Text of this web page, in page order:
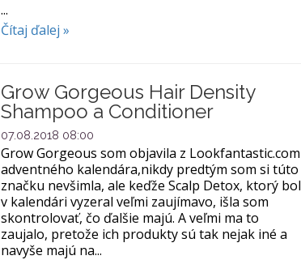
...
Čítaj ďalej »
Grow Gorgeous Hair Density
Shampoo a Conditioner
07.08.2018 08:00
Grow Gorgeous som objavila z Lookfantastic.com
adventného kalendára,nikdy predtým som si túto
značku nevšimla, ale keďže Scalp Detox, ktorý bol
v kalendári vyzeral veľmi zaujímavo, išla som
skontrolovať, čo ďalšie majú. A veľmi ma to
zaujalo, pretože ich produkty sú tak nejak iné a
navyše majú na...